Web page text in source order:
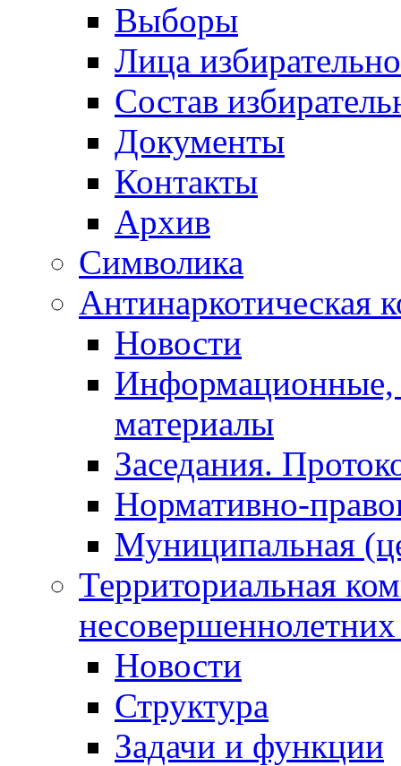
Выборы
Лица
Состав
Документы
Контакты
Архив
Символика
Антинаркотическая
Новости
Информационные,
материалы
Заседания.
Нормативно-
Муниципальная
Территориальная
Новости
Структура
Задачи и функции